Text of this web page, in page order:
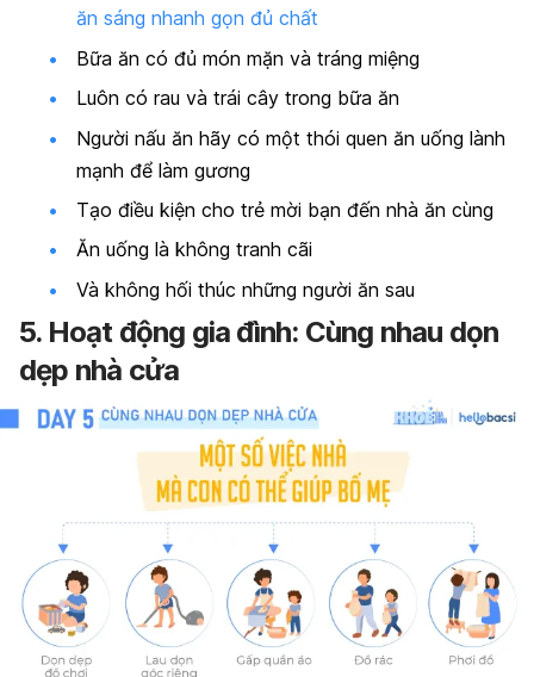
ăn sáng nhanh gọn đủ chất
Bữa ăn có đủ món mặn và tráng miệng
Luôn có rau và trái cây trong bữa ăn
Người nấu ăn hãy có một thói quen ăn uống lành
mạnh để làm gương
Tạo điều kiện cho trẻ mời bạn đến nhà ăn cùng
Ăn uống là không tranh cãi
Và không hối thúc những người ăn sau
5. Hoạt động gia đình: Cùng nhau dọn
dẹp nhà cửa